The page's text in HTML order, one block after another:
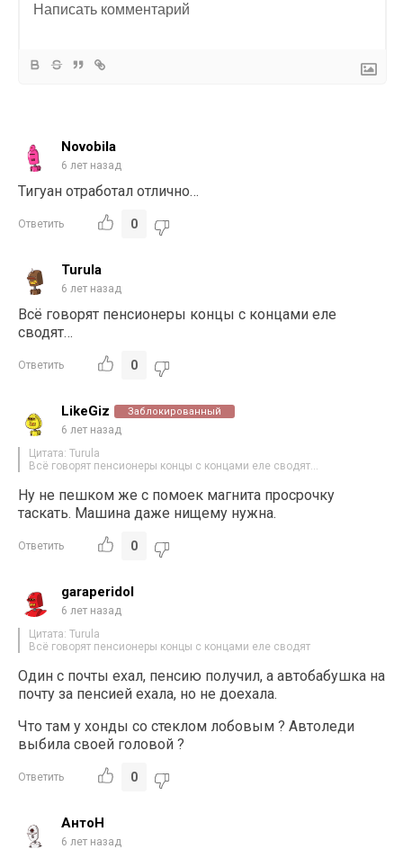
Novobila
6 лет назад
Тигуан отработал отлично…
Ответить 0
Turula
6 лет назад
Всё говорят пенсионеры концы с концами еле
сводят…
Ответить 0
LikeGiz Заблокированный
6 лет назад
Цитата: Turula
Всё говорят пенсионеры концы с концами еле сводят…
Ну не пешком же с помоек магнита просрочку
таскать. Машина даже нищему нужна.
Ответить 0
garaperidol
6 лет назад
Цитата: Turula
Всё говорят пенсионеры концы с концами еле сводят
Один с почты ехал, пенсию получил, а автобабушка на
почту за пенсией ехала, но не доехала.
Что там у хонды со стеклом лобовым ? Автоледи
выбила своей головой ?
Ответить 0
АнтоН
6 лет назад